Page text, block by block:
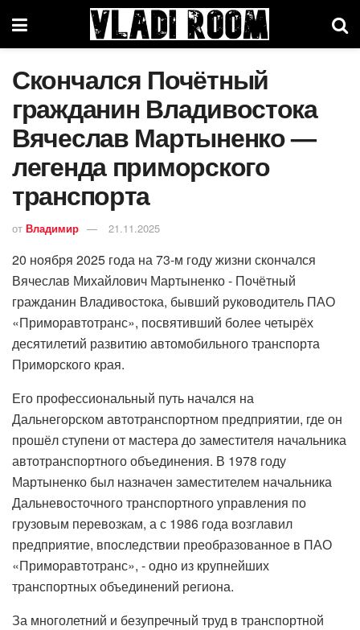
Скончался Почётный
гражданин Владивостока
Вячеслав Мартыненко —
легенда приморского
транспорта
от Владимир 21.11.2025
20 ноября 2025 года на 73-м году жизни скончался
Вячеслав Михайлович Мартыненко - Почётный
гражданин Владивостока, бывший руководитель ПАО
«Приморавтотранс», посвятивший более четырёх
десятилетий развитию автомобильного транспорта
Приморского края.
Его профессиональный путь начался на
Дальнегорском автотранспортном предприятии, где он
прошёл ступени от мастера до заместителя начальника
автотранспортного объединения. В 1978 году
Мартыненко был назначен заместителем начальника
Дальневосточного транспортного управления по
грузовым перевозкам, а с 1986 года возглавил
предприятие, впоследствии преобразованное в ПАО
«Приморавтотранс», - одно из крупнейших
транспортных объединений региона.
За многолетний и безупречный труд в транспортной